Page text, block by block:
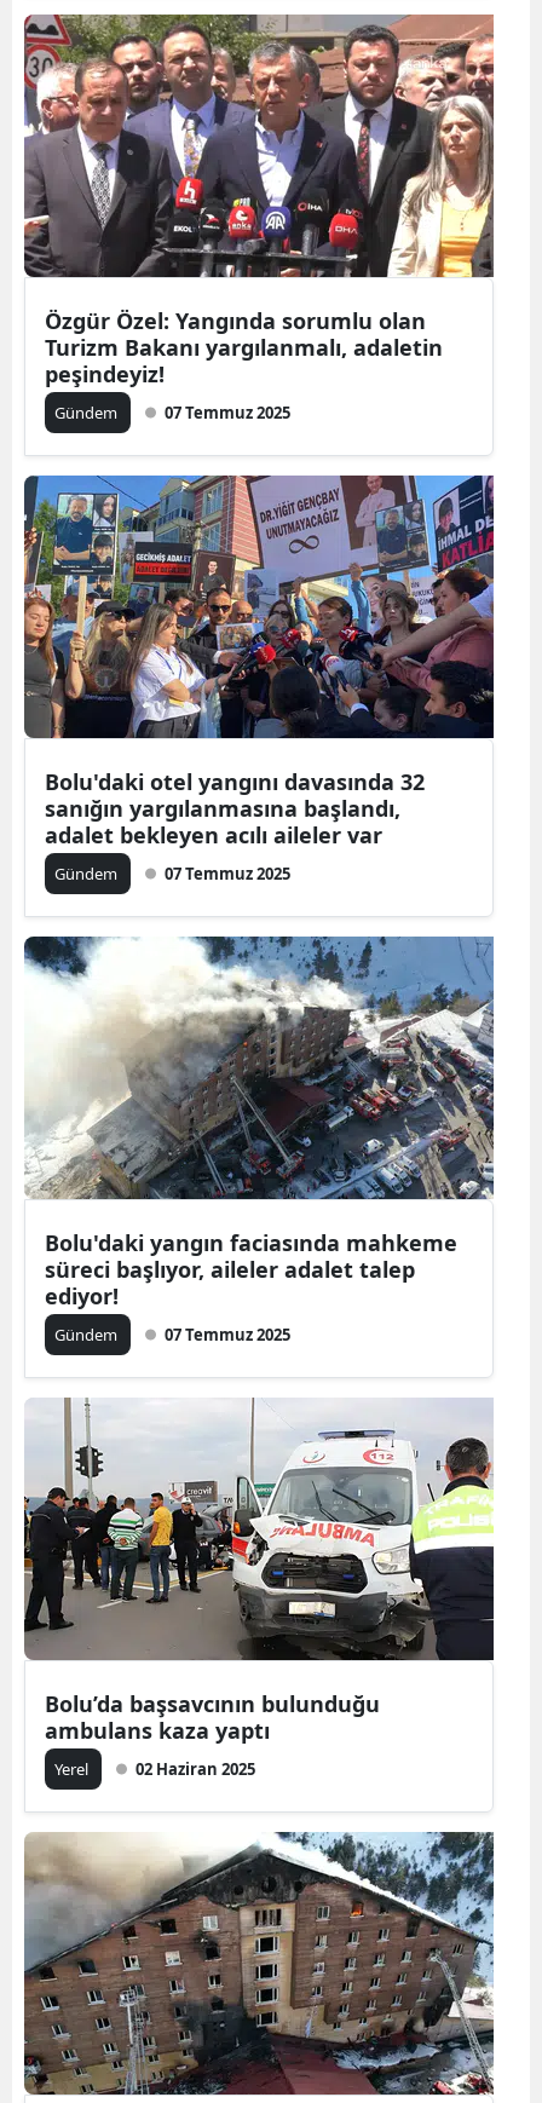
Özgür Özel: Yangında sorumlu olan
Turizm Bakanı yargılanmalı, adaletin
peşindeyiz!
Gündem 07 Temmuz 2025
Bolu'daki otel yangını davasında 32
sanığın yargılanmasına başlandı,
adalet bekleyen acılı aileler var
Gündem 07 Temmuz 2025
Bolu'daki yangın faciasında mahkeme
süreci başlıyor, aileler adalet talep
ediyor!
Gündem 07 Temmuz 2025
Bolu’da başsavcının bulunduğu
ambulans kaza yaptı
Yerel 02 Haziran 2025